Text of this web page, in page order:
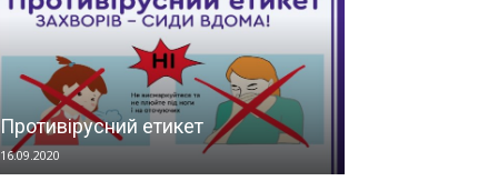
Противірусний етикет
16.09.2020